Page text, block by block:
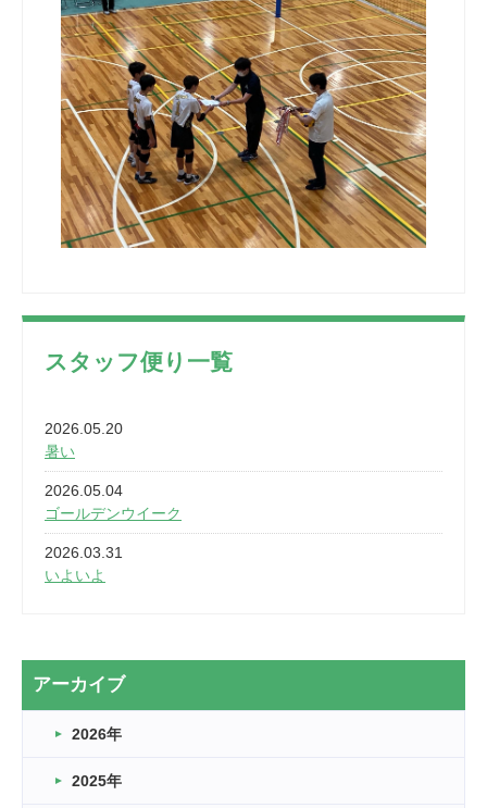
スタッフ便り一覧
2026.05.20
暑い
2026.05.04
ゴールデンウイーク
2026.03.31
いよいよ
2026.03.20
なぎなた
2026.03.16
アーカイブ
2026年
2025年